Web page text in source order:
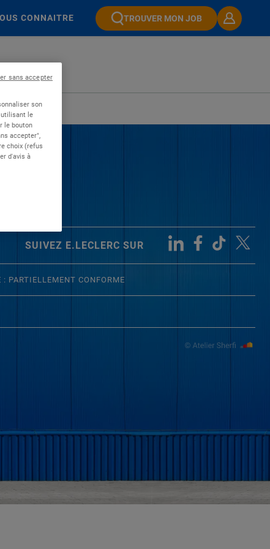
CONNAITRE TROUVER MON JOB
SUIVEZ E.LECLERC SUR
PARTIELLEMENT CONFORME
son
utilisant le
le bouton
accepter",
choix (refus
d'avis à
sans accepter